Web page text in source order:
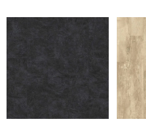
optie
gekozen
productpagina